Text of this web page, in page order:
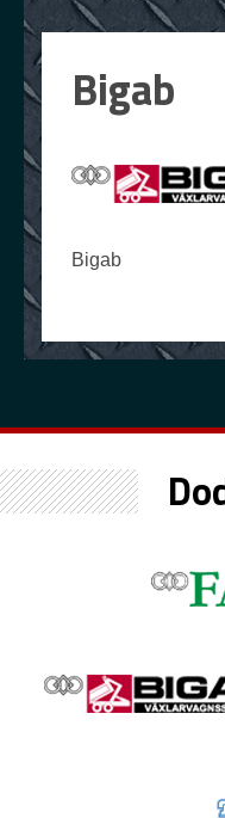
Bigab
Bigab